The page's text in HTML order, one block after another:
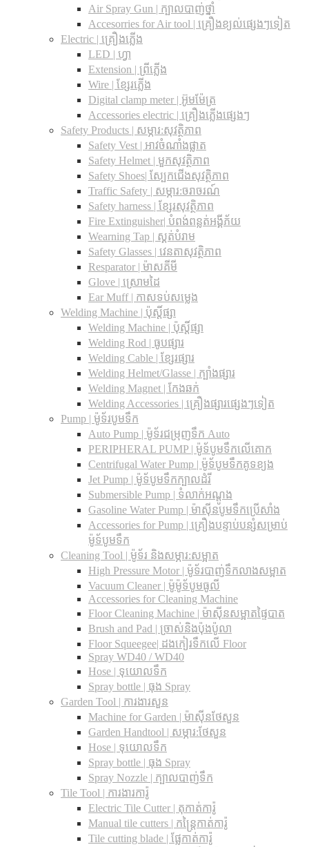
Air Spray Gun | ក្បាលបាញ់ថ្នាំ
Accesorries for Air tool | គ្រឿងខ្យល់ផ្សេងៗទៀត
Electric | គ្រឿងភ្លើង
LED | ហ្វា
Extension | ព្រីភ្លើង
Wire | ខ្សែរភ្លើង
Digital clamp meter | អ៊ូមម៉ែត្រ
Accessories electric | គ្រឿងភ្លើងផ្សេងៗ
Safety Products | សម្ភារ:សុវត្ថិភាព
Safety Vest | អាវចំណាំងផ្លាត
Safety Helmet | មួកសុវត្ថិភាព
Safety Shoes| ស្បែកជើងសុវត្ថិភាព
Traffic Safety​ | សម្ភារ:ចរាចរណ៍
Safety harness | ខ្សែរសុវត្ថិភាព
Fire Extinguisher| បំពង់ពន្លត់អង្គីភ័យ
Wearning Tap | ស្គត់បំរាម
Safety Glasses | វេនតាសុវត្ថិភាព
Resparator | ម៉ាសគីមី
Glove | ស្រោមដៃ
Ear Muff | កាសទប់សម្លេង
Welding Machine | ប៉ុស្តិ៍ផ្សា
Welding Machine | ប៉ុស្តិ៍ផ្សា
Welding Rod | ធូបផ្សារ
Welding Cable | ខ្សែរផ្សារ
Welding Helmet/Glasse | ក្បាំងផ្សារ
Welding Magnet | កែងឆក់
Welding Accessories | គ្រឿងផ្សារផ្សេងៗទៀត
Pump | ម៉ូទ័របូមទឹក
Auto Pump | ម៉ូទ័រជម្រុញទឹក Auto
PERIPHERAL PUMP | ម៉ូទ័បូមទឹកលើគោក
Centrifugal Water Pump | ម៉ូទ័បូមទឹកគូទខ្យង
Jet Pump | ម៉ូទ័បូមទឹកក្បាលដំរី
Submersible Pump | ទំលាក់អណ្តូង
Gasoline Water Pump | ម៉ាស៊ីនបូមទឹកប្រើសាំង
Accessories for Pump | គ្រឿងបន្ទាប់បន្សំសម្រាប់
ម៉ូទ័បូមទឹក
Cleaning Tool | ម៉ូទ័រ និងសម្ភារ:សម្អាត
High Pressure Motor | ម៉ូទ័របាញ់ទឹកលាងសម្អាត
Vacuum Cleaner | ម៉ូម៉ូទ័បូមធូលី
Accessories for Cleaning Machine
Floor Cleaning Machine | ម៉ាស៊ីនសម្អាតផ្ទៃបាត
Brush and Pad | ច្រាស់និងប៉ុងប៉ូលា
Floor Squeegee| ដងកៀរទឺកលើ Floor
Spray WD40 / WD40
Hose | ទុយោលទឹក
Spray bottle | ធុង Spray
Garden Tool | ការងារសួន
Machine for Garden | ម៉ាស៊ីនថែសួន
Garden Handtool | សម្ភារ:ថែសួន
Hose | ទុយោលទឹក
Spray bottle | ធុង Spray
Spray Nozzle | ក្បាលបាញ់ទឹក
Tile Tool | ការងារការ៉ូ
Electric Tile Cutter | តុកាត់ការ៉ូ
Manual tile cutters | កន្ត្រៃកាត់ការ៉ូ
Tile cutting blade | ផ្លែកាត់ការ៉ូ